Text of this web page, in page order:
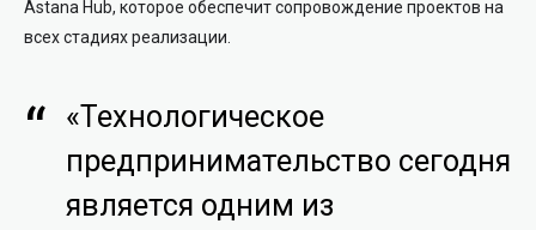
Astana Hub, которое обеспечит сопровождение проектов на
всех стадиях реализации.
«Технологическое
предпринимательство сегодня
является одним из